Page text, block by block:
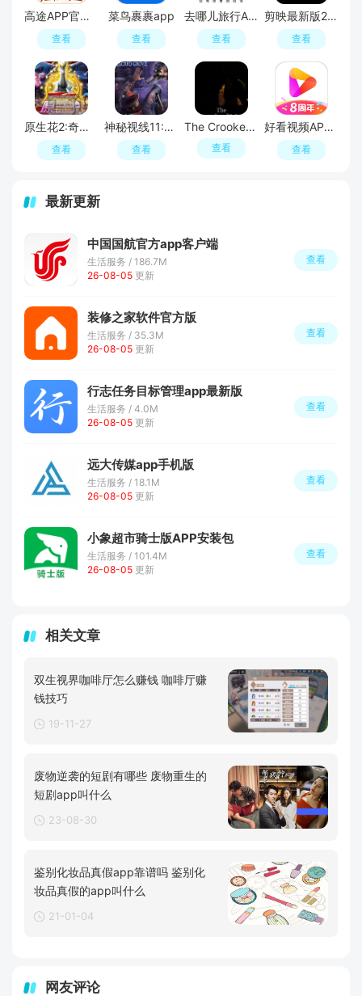
高途APP官方正版
查看
菜鸟裹裹app
查看
去哪儿旅行APP官方免费版
查看
剪映最新版2026手机版
查看
原生花2:奇幻旅程
查看
神秘视线11:惊悚秘林
查看
The Crooked Man
查看
好看视频APP官方最新版
查看
最新更新
中国国航官方app客户端
生活服务 / 186.7M
26-08-05 更新
查看
装修之家软件官方版
生活服务 / 35.3M
26-08-05 更新
查看
行志任务目标管理app最新版
生活服务 / 4.0M
26-08-05 更新
查看
远大传媒app手机版
生活服务 / 18.1M
26-08-05 更新
查看
小象超市骑士版APP安装包
生活服务 / 101.4M
26-08-05 更新
查看
相关文章
双生视界咖啡厅怎么赚钱 咖啡厅赚
钱技巧
19-11-27
废物逆袭的短剧有哪些 废物重生的
短剧app叫什么
23-08-30
鉴别化妆品真假app靠谱吗 鉴别化
妆品真假的app叫什么
21-01-04
网友评论